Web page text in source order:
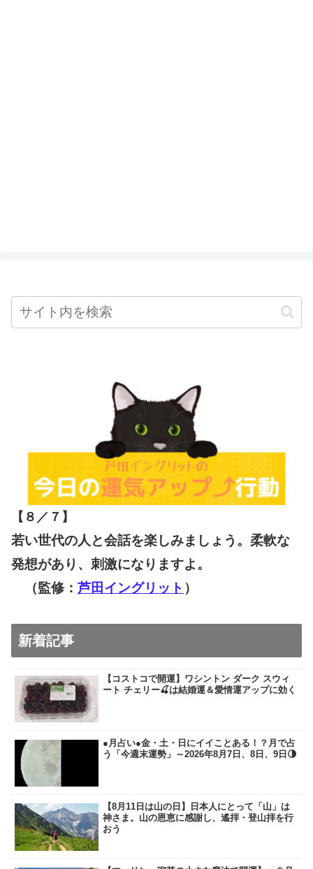
【８／７ 】
若い世代の人と会話を楽しみましょう。柔軟な
発想があり、刺激になりますよ。
（監修： 芦田イングリット ）
新着記事
【コストコで開運】ワシントン ダーク スウィ
ート チェリー🍒は結婚運＆愛情運アップに効く
●月占い●金・土・日にイイことある！？月で占
う「今週末運勢」～2026年8月7日、8日、9日🌗
【8月11日は山の日】日本人にとって「山」は
神さま。山の恩恵に感謝し、遙拝・登山拝を行
おう